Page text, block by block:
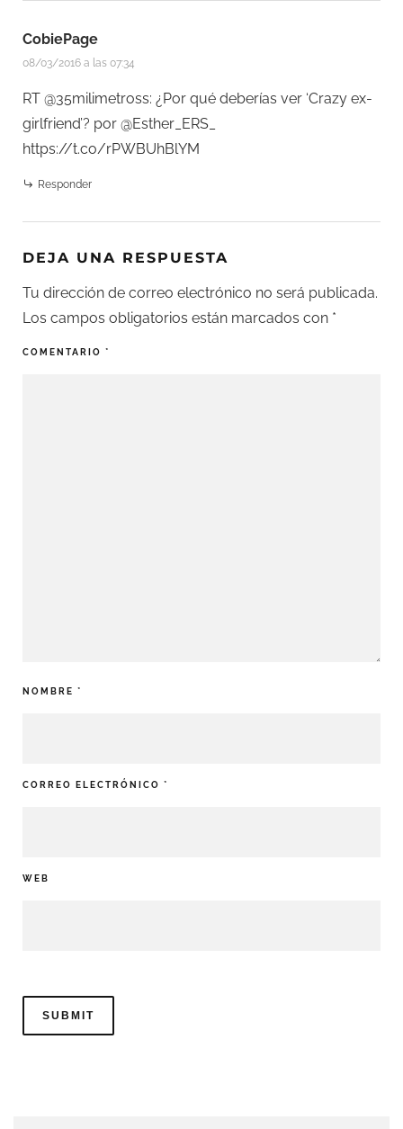
CobiePage
08/03/2016 a las 07:34
RT @35milimetross: ¿Por qué deberías ver ‘Crazy ex-
girlfriend’? por @Esther_ERS_
https://t.co/rPWBUhBlYM
Responder
DEJA UNA RESPUESTA
Tu dirección de correo electrónico no será publicada.
Los campos obligatorios están marcados con *
COMENTARIO *
NOMBRE *
CORREO ELECTRÓNICO *
WEB